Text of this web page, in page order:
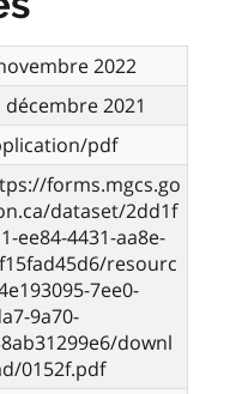
2022
décembre 2021
pdf
forms.mgcs.go
dataset/2dd1f
ee84-4431-aa8e-
resourc
7ee0-
9a70-
downl
0152f.pdf